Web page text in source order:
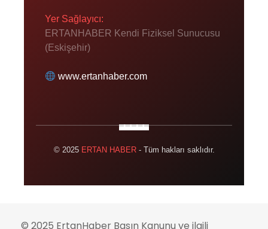
Yer Sağlayıcı:
ERTANHABER Kendi Fiziksel Sunucusu
(Eskişehir)
www.ertanhaber.com
© 2025 ERTAN HABER- Tüm hakları saklıdır.
© 2025 ErtanHaber Basın Kanunu ve ilgili